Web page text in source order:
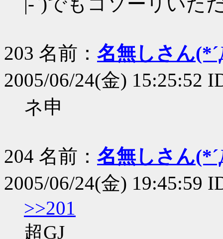
203 名前： 名無しさん
2005/06/24(金) 15:25:52
ネ申
204 名前： 名無しさん
2005/06/24(金) 19:45:59
>>201
超GJ